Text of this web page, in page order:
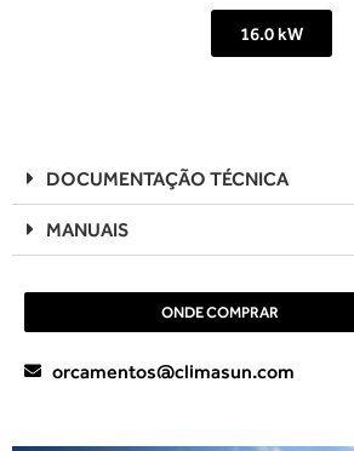
16.0 kW
DOCUMENTAÇÃO TÉCNICA
MANUAIS
ONDE COMPRAR
orcamentos@climasun.com